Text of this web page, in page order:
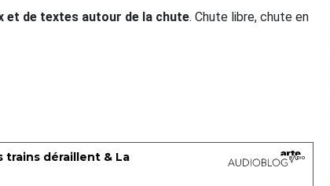
et de textes autour de la chute. Chute libre, chute en